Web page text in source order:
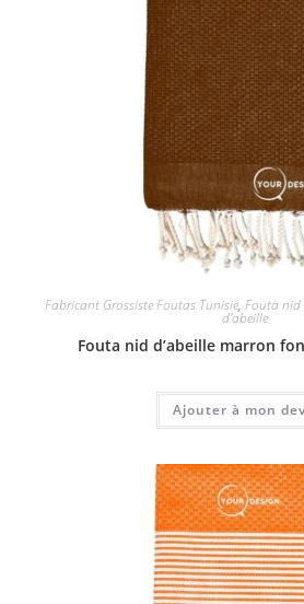
Fabricant Grossiste Foutas Tunisie, Fouta nid
d'abeille
Fouta nid d’abeille marron
Ajouter à mon